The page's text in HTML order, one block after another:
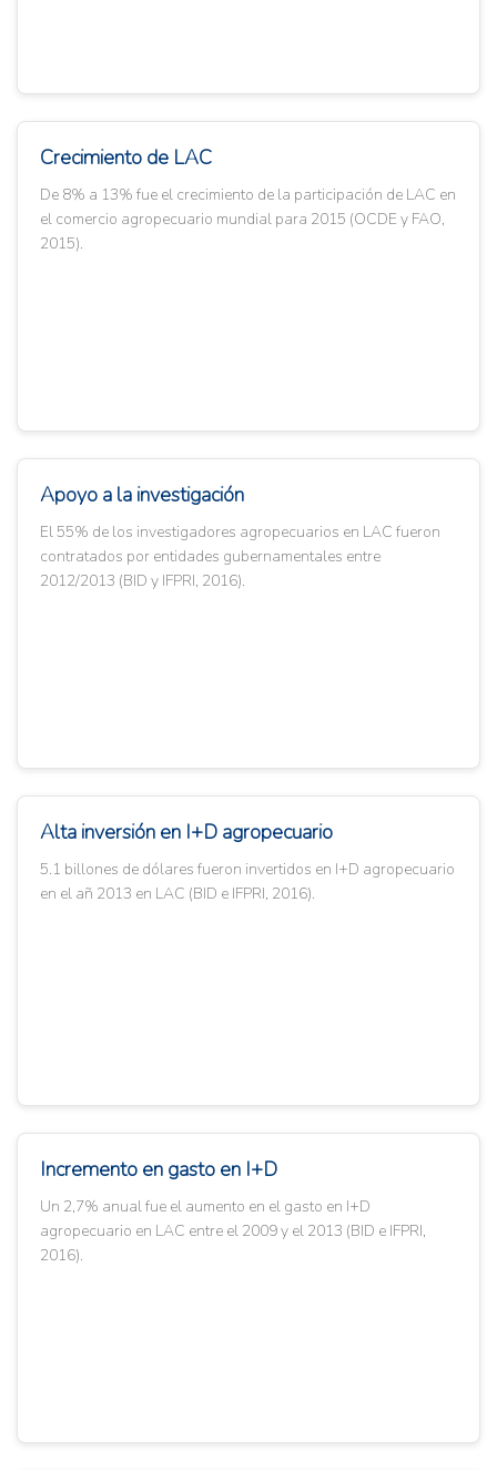
Crecimiento de LAC
De 8% a 13% fue el crecimiento de la participación de LAC en
el comercio agropecuario mundial para 2015 (OCDE y FAO,
2015).
Apoyo a la investigación
El 55% de los investigadores agropecuarios en LAC fueron
contratados por entidades gubernamentales entre
2012/2013 (BID y IFPRI, 2016).
Alta inversión en I+D agropecuario
5.1 billones de dólares fueron invertidos en I+D agropecuario
en el añ 2013 en LAC (BID e IFPRI, 2016).
Incremento en gasto en I+D
Un 2,7% anual fue el aumento en el gasto en I+D
agropecuario en LAC entre el 2009 y el 2013 (BID e IFPRI,
2016).